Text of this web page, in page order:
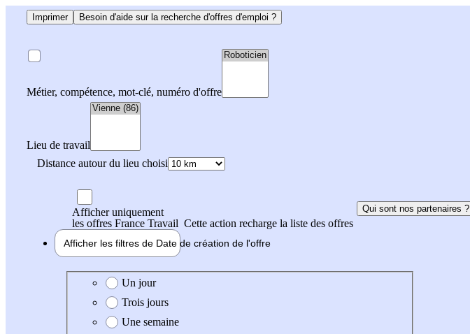
Imprimer Besoin d'aide sur la recherche d'offres d'emploi ?
Métier, compétence, mot-clé, numéro d'offre
Lieu de travail
Distance autour du lieu choisi
Afficher uniquement
les offres France Travail Cette action recharge la liste des offres
Qui sont nos partenaires ?
Afficher les filtres de Date de création de l'offre
Date de création de l'offre
Un jour
Trois jours
Une semaine